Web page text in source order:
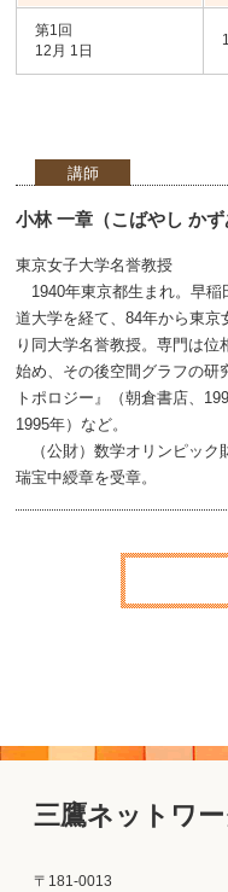
第1回
12月 1日
講師
小林 一章（こばやし かず
東京女子大学名誉教授
1940年東京都生まれ。早稲
道大学を経て、84年から東京
り同大学名誉教授。専門は位
始め、その後空間グラフの研
トポロジー』（朝倉書店、
1995年）など。
（公財）数学オリンピック
瑞宝中綬章を受章。
三鷹ネットワ
〒181-0013